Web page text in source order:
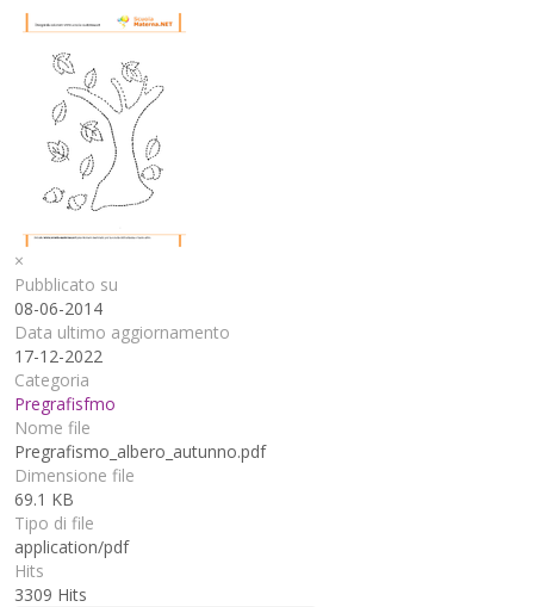
×
Pubblicato su
08-06-2014
Data ultimo aggiornamento
17-12-2022
Categoria
Pregrafisfmo
Nome file
Pregrafismo_albero_autunno.pdf
Dimensione file
69.1 KB
Tipo di file
application/pdf
Hits
3309 Hits